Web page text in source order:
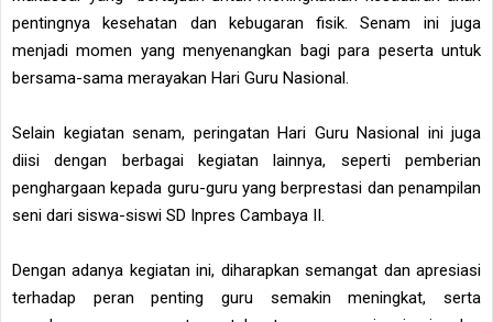
pentingnya kesehatan dan kebugaran fisik. Senam ini juga
menjadi momen yang menyenangkan bagi para peserta untuk
bersama-sama merayakan Hari Guru Nasional.
Selain kegiatan senam, peringatan Hari Guru Nasional ini juga
diisi dengan berbagai kegiatan lainnya, seperti pemberian
penghargaan kepada guru-guru yang berprestasi dan penampilan
seni dari siswa-siswi SD Inpres Cambaya II.
Dengan adanya kegiatan ini, diharapkan semangat dan apresiasi
terhadap peran penting guru semakin meningkat, serta